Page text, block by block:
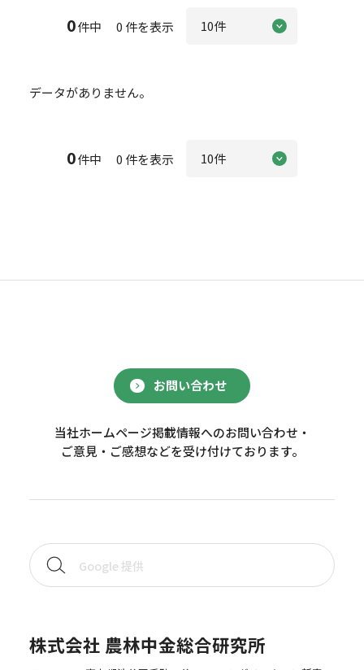
0件中 0 件を表示
データがありません。
0件中 0 件を表示
お問い合わせ
当社ホームページ掲載情報へのお問い合わせ・
ご意見・ご感想などを受け付けております。
株式会社 農林中金総合研究所